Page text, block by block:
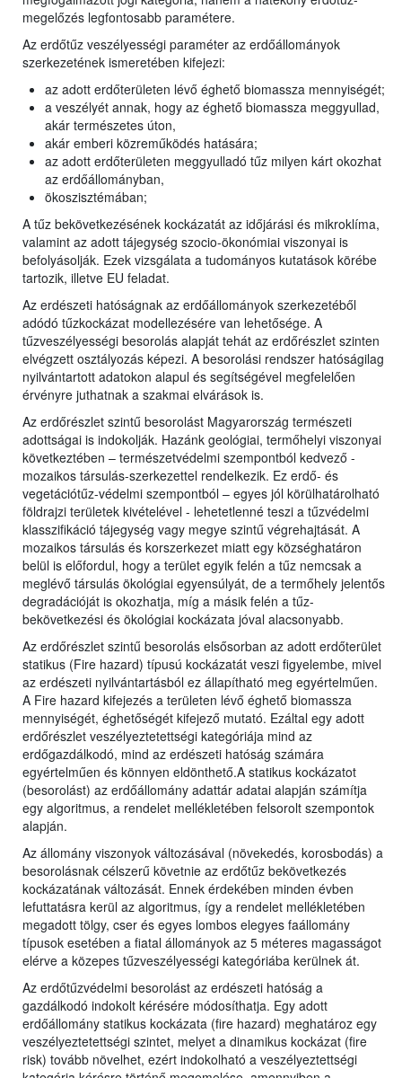
megelőzés legfontosabb paramétere.
Az erdőtűz veszélyességi paraméter az erdőállományok
szerkezetének ismeretében kifejezi:
az adott erdőterületen lévő éghető biomassza mennyiségét;
a veszélyét annak, hogy az éghető biomassza meggyullad,
akár természetes úton,
akár emberi közreműködés hatására;
az adott erdőterületen meggyulladó tűz milyen kárt okozhat
az erdőállományban,
ökoszisztémában;
A tűz bekövetkezésének kockázatát az időjárási és mikroklíma,
valamint az adott tájegység szocio-ökonómiai viszonyai is
befolyásolják. Ezek vizsgálata a tudományos kutatások körébe
tartozik, illetve EU feladat.
Az erdészeti hatóságnak az erdőállományok szerkezetéből
adódó tűzkockázat modellezésére van lehetősége. A
tűzveszélyességi besorolás alapját tehát az erdőrészlet szinten
elvégzett osztályozás képezi. A besorolási rendszer hatóságilag
nyilvántartott adatokon alapul és segítségével megfelelően
érvényre juthatnak a szakmai elvárások is.
Az erdőrészlet szintű besorolást Magyarország természeti
adottságai is indokolják. Hazánk geológiai, termőhelyi viszonyai
következtében – természetvédelmi szempontból kedvező -
mozaikos társulás-szerkezettel rendelkezik. Ez erdő- és
vegetációtűz-védelmi szempontból – egyes jól körülhatárolható
földrajzi területek kivételével - lehetetlenné teszi a tűzvédelmi
klasszifikáció tájegység vagy megye szintű végrehajtását. A
mozaikos társulás és korszerkezet miatt egy községhatáron
belül is előfordul, hogy a terület egyik felén a tűz nemcsak a
meglévő társulás ökológiai egyensúlyát, de a termőhely jelentős
degradációját is okozhatja, míg a másik felén a tűz-
bekövetkezési és ökológiai kockázata jóval alacsonyabb.
Az erdőrészlet szintű besorolás elsősorban az adott erdőterület
statikus (Fire hazard) típusú kockázatát veszi figyelembe, mivel
az erdészeti nyilvántartásból ez állapítható meg egyértelműen.
A Fire hazard kifejezés a területen lévő éghető biomassza
mennyiségét, éghetőségét kifejező mutató. Ezáltal egy adott
erdőrészlet veszélyeztetettségi kategóriája mind az
erdőgazdálkodó, mind az erdészeti hatóság számára
egyértelműen és könnyen eldönthető.A statikus kockázatot
(besorolást) az erdőállomány adattár adatai alapján számítja
egy algoritmus, a rendelet mellékletében felsorolt szempontok
alapján.
Az állomány viszonyok változásával (növekedés, korosbodás) a
besorolásnak célszerű követnie az erdőtűz bekövetkezés
kockázatának változását. Ennek érdekében minden évben
lefuttatásra kerül az algoritmus, így a rendelet mellékletében
megadott tölgy, cser és egyes lombos elegyes faállomány
típusok esetében a fiatal állományok az 5 méteres magasságot
elérve a közepes tűzveszélyességi kategóriába kerülnek át.
Az erdőtűzvédelmi besorolást az erdészeti hatóság a
gazdálkodó indokolt kérésére módosíthatja. Egy adott
erdőállomány statikus kockázata (fire hazard) meghatároz egy
veszélyeztetettségi szintet, melyet a dinamikus kockázat (fire
risk) tovább növelhet, ezért indokolható a veszélyeztettségi